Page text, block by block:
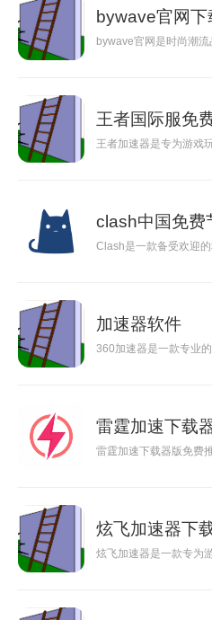
bywave官网下
bywave官网是时尚潮
王者国际服免
王者加速器是专为游戏
clash中国免费
Clash是一款备受欢迎
加速器软件
360加速器是一款专业
雷霆加速下载
雷霆加速下载器版免费
炫飞加速器下
炫飞加速器是一款专为